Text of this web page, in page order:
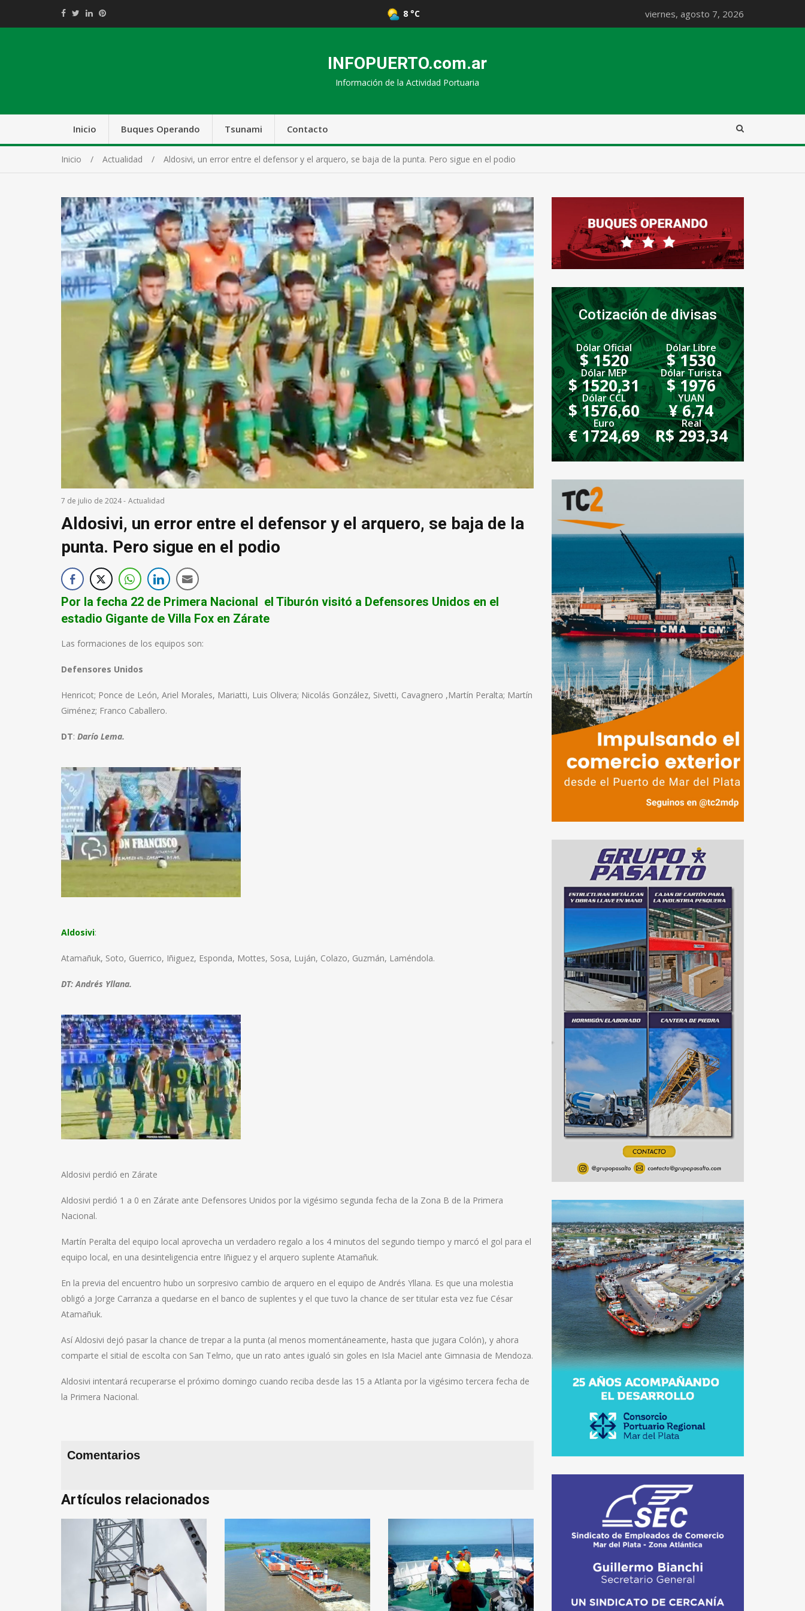
8 °C viernes, agosto 7, 2026
INFOPUERTO.com.ar
Información de la Actividad Portuaria
Inicio Buques Operando Tsunami Contacto
Inicio Actualidad Aldosivi, un error entre el defensor y el arquero, se baja de la punta. Pero sigue en el podio
7 de julio de 2024- Actualidad
Aldosivi, un error entre el defensor y el arquero, se baja de la
punta. Pero sigue en el podio
Por la fecha 22 de Primera Nacional el Tiburón visitó a Defensores Unidos en el
estadio Gigante de Villa Fox en Zárate
Las formaciones de los equipos son:
Defensores Unidos
Henricot; Ponce de León, Ariel Morales, Mariatti, Luis Olivera; Nicolás González, Sivetti, Cavagnero ,Martín Peralta; Martín
Giménez; Franco Caballero.
DT: Darío Lema.
Aldosivi:
Atamañuk, Soto, Guerrico, Iñiguez, Esponda, Mottes, Sosa, Luján, Colazo, Guzmán, Laméndola.
DT: Andrés Yllana.
Aldosivi perdió en Zárate
Aldosivi perdió 1 a 0 en Zárate ante Defensores Unidos por la vigésimo segunda fecha de la Zona B de la Primera
Nacional.
Martín Peralta del equipo local aprovecha un verdadero regalo a los 4 minutos del segundo tiempo y marcó el gol para el
equipo local, en una desinteligencia entre Iñiguez y el arquero suplente Atamañuk.
En la previa del encuentro hubo un sorpresivo cambio de arquero en el equipo de Andrés Yllana. Es que una molestia
obligó a Jorge Carranza a quedarse en el banco de suplentes y el que tuvo la chance de ser titular esta vez fue César
Atamañuk.
Así Aldosivi dejó pasar la chance de trepar a la punta (al menos momentáneamente, hasta que jugara Colón), y ahora
comparte el sitial de escolta con San Telmo, que un rato antes igualó sin goles en Isla Maciel ante Gimnasia de Mendoza.
Aldosivi intentará recuperarse el próximo domingo cuando reciba desde las 15 a Atlanta por la vigésimo tercera fecha de
la Primera Nacional.
Comentarios
Artículos relacionados
Cotización de divisas
Dólar Oficial
$ 1520
Dólar Libre
$ 1530
Dólar MEP
$ 1520,31
Dólar Turista
$ 1976
Dólar CCL
$ 1576,60
YUAN
¥ 6,74
Euro
€ 1724,69
Real
R$ 293,34